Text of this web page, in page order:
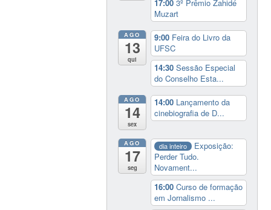
17:003º Prêmio Zahidé
Muzart
AGO
13
qui
9:00 Feira do Livro da
UFSC
14:30Sessão Especial
do Conselho Esta...
AGO
14
sex
14:00 Lançamento da
cinebiografia de D...
AGO
17
seg
dia inteiro
Exposição:
Perder Tudo.
Novament...
16:00Curso de formação
em Jornalismo ...